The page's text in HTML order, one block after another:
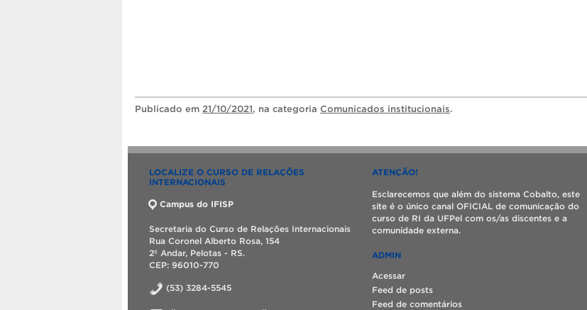
Publicado em 21/10/2021, na categoria Comunicados institucionais.
LOCALIZE O CURSO DE RELAÇÕES
INTERNACIONAIS
Campus do IFISP
Secretaria do Curso de Relações Internacionais
Rua Coronel Alberto Rosa, 154
2º Andar, Pelotas - RS.
CEP: 96010-770
(53) 3284-5545
ATENÇÃO!
Esclarecemos que além do sistema Cobalto, este
site é o único canal OFICIAL de comunicação do
curso de RI da UFPel com os/as discentes e a
comunidade externa.
ADMIN
Acessar
Feed de posts
Feed de comentários